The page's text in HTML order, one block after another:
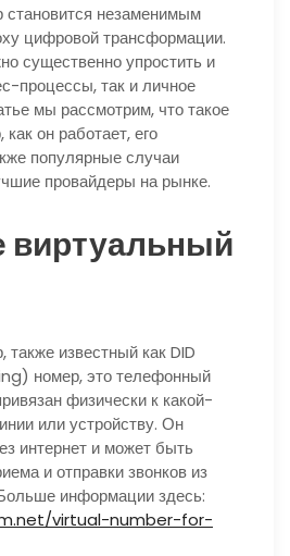
незаменимым
цифровой трансформации.
существенно упростить и
процессы, так и личное
мы рассмотрим, что такое
он работает, его
популярные случаи
провайдеры на рынке.
виртуальный
известный как DID
номер, это телефонный
физически к какой-
или устройству. Он
интернет и может быть
и отправки звонков из
информации здесь:
virtual-number-for-